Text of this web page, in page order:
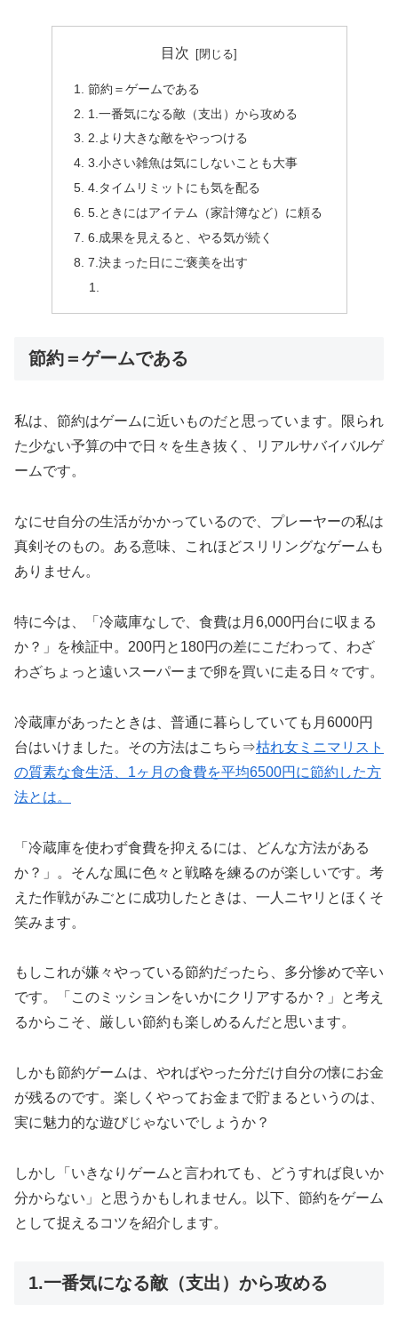
目次
節約＝ゲームである
1.一番気になる敵（支出）から攻める
2.より大きな敵をやっつける
3.小さい雑魚は気にしないことも大事
4.タイムリミットにも気を配る
5.ときにはアイテム（家計簿など）に頼る
6.成果を見えると、やる気が続く
7.決まった日にご褒美を出す
節約＝ゲームである
私は、節約はゲームに近いものだと思っています。限られ
た少ない予算の中で日々を生き抜く、リアルサバイバルゲ
ームです。
なにせ自分の生活がかかっているので、プレーヤーの私は
真剣そのもの。ある意味、これほどスリリングなゲームも
ありません。
特に今は、「冷蔵庫なしで、食費は月6,000円台に収まる
か？」を検証中。200円と180円の差にこだわって、わざ
わざちょっと遠いスーパーまで卵を買いに走る日々です。
冷蔵庫があったときは、普通に暮らしていても月6000円
台はいけました。その方法はこちら⇒枯れ女ミニマリスト
の質素な食生活、1ヶ月の食費を平均6500円に節約した方
法とは。
「冷蔵庫を使わず食費を抑えるには、どんな方法がある
か？」。そんな風に色々と戦略を練るのが楽しいです。考
えた作戦がみごとに成功したときは、一人ニヤリとほくそ
笑みます。
もしこれが嫌々やっている節約だったら、多分惨めで辛い
です。「このミッションをいかにクリアするか？」と考え
るからこそ、厳しい節約も楽しめるんだと思います。
しかも節約ゲームは、やればやった分だけ自分の懐にお金
が残るのです。楽しくやってお金まで貯まるというのは、
実に魅力的な遊びじゃないでしょうか？
しかし「いきなりゲームと言われても、どうすれば良いか
分からない」と思うかもしれません。以下、節約をゲーム
として捉えるコツを紹介します。
1.一番気になる敵（支出）から攻める